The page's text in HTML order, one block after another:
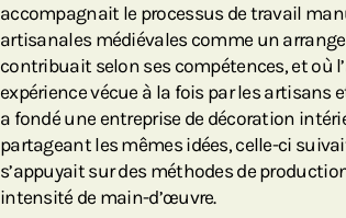
accompagnait le processus de travail
artisanales médiévales comme un
contribuait selon ses compétences, et où
expérience vécue à la fois par les artisans
a fondé une entreprise de décoration
partageant les mêmes idées, celle-ci
s’appuyait sur des méthodes de
intensité de main-d’œuvre.